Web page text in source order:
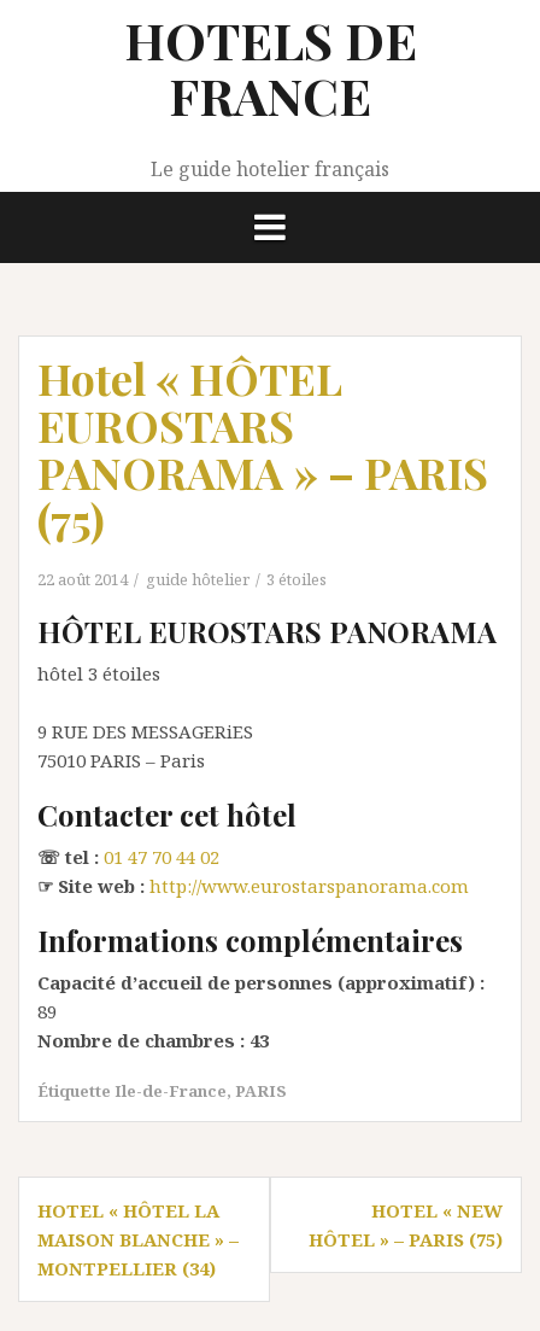
HOTELS DE
FRANCE
Le guide hotelier français
Hotel « HÔTEL
EUROSTARS
PANORAMA » – PARIS
(75)
22 août 2014 guide hôtelier 3 étoiles
HÔTEL EUROSTARS PANORAMA
hôtel 3 étoiles
9 RUE DES MESSAGERiES
75010 PARIS – Paris
Contacter cet hôtel
☏ tel : 01 47 70 44 02
☞ Site web : http://www.eurostarspanorama.com
Informations complémentaires
Capacité d’accueil de personnes (approximatif) :
89
Nombre de chambres : 43
Étiquette Ile-de-France, PARIS
Navigation
de
l’article
HOTEL « HÔTEL LA
MAISON BLANCHE » –
MONTPELLIER (34)
HOTEL « NEW
HÔTEL » – PARIS (75)